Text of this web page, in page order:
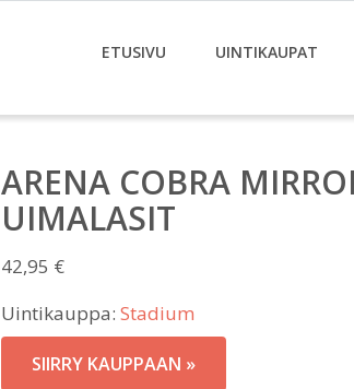
ETUSIVU UINTIKAUPAT
ARENA COBRA
UIMALASIT
42,95 €
Uintikauppa: Stadium
SIIRRY KAUPPAAN »